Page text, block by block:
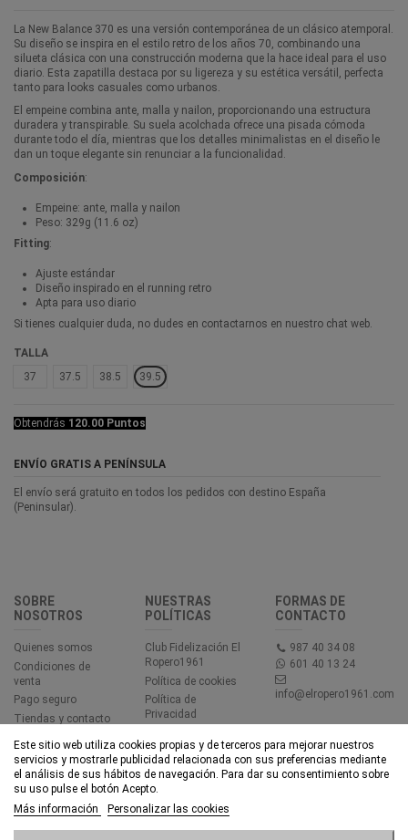
La New Balance 370 es una versión contemporánea de un clásico atemporal.
Su diseño se inspira en el estilo retro de los años 70, combinando una
silueta clásica con una construcción moderna que la hace ideal para el uso
diario. Esta zapatilla destaca por su ligereza y su estética versátil, perfecta
tanto para looks casuales como urbanos.
El empeine combina ante, malla y nailon, proporcionando una estructura
duradera y transpirable. Su suela acolchada ofrece una pisada cómoda
durante todo el día, mientras que los detalles minimalistas en el diseño le
dan un toque elegante sin renunciar a la funcionalidad.
Composición:
Empeine: ante, malla y nailon
Peso: 329g (11.6 oz)
Fitting:
Ajuste estándar
Diseño inspirado en el running retro
Apta para uso diario
Si tienes cualquier duda, no dudes en contactarnos en nuestro chat web.
TALLA
37
37.5 38.5 39.5
Añadir al carrito
Obtendrás 120.00 Puntos
ENVÍO GRATIS A PENÍNSULA
El envío será gratuito en todos los pedidos con destino España
(Peninsular).
SOBRE
NOSOTROS
Quienes somos
Condiciones de
venta
Pago seguro
Tiendas y contacto
NUESTRAS
POLÍTICAS
Club Fidelización El
Ropero1961
Política de cookies
Política de
Privacidad
Accesibilidad
FORMAS DE
CONTACTO
987 40 34 08
601 40 13 24
info@elropero1961.com
Este sitio web utiliza cookies propias y de terceros para mejorar nuestros
servicios y mostrarle publicidad relacionada con sus preferencias mediante
el análisis de sus hábitos de navegación. Para dar su consentimiento sobre
su uso pulse el botón Acepto.
Más información
Personalizar las cookies
© EL ROPERO 1961 - Todos los derechos reservados - Powered by
bytefactory